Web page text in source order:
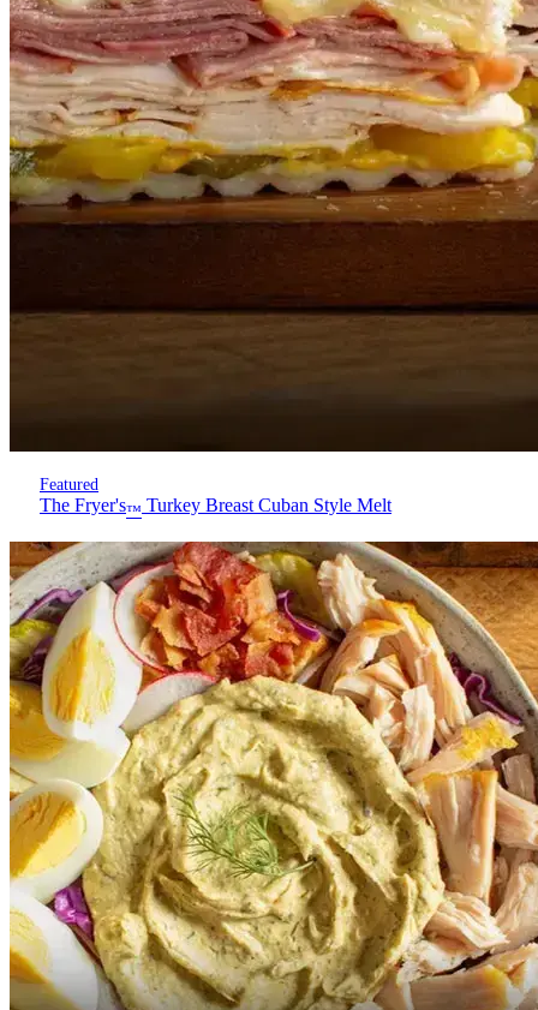
Featured
The Fryer's™ Turkey Breast Cuban Style Melt